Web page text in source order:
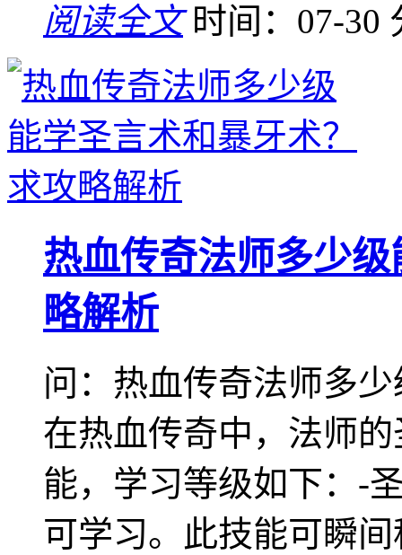
阅读全文 时间：07-30
热血传奇法师多少
略解析
问：热血传奇法师多
在热血传奇中，法师
能，学习等级如下：-
可学习。此技能可瞬